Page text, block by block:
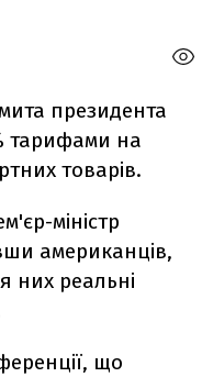
президента
тарифами на
товарів.
міністр
американців,
них реальні
що